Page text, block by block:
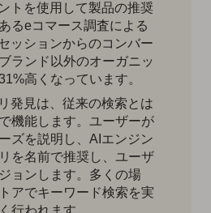
トを使用して製品の推奨
るeコマース調査による
ッションからのコンバー
ランド以外のオーガニッ
高くなっています。
発見は、従来の検索とは
機能します。ユーザーが
ズを説明し、AIエンジン
を名前で推奨し、ユーザ
ョンします。多くの場
アでキーワード検索を実